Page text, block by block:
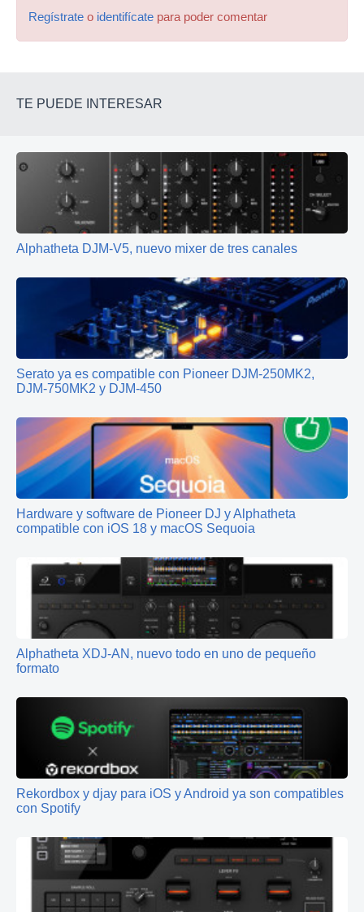
Regístrate o identifícate para poder comentar
TE PUEDE INTERESAR
Alphatheta DJM-V5, nuevo mixer de tres canales
Serato ya es compatible con Pioneer DJM-250MK2,
DJM-750MK2 y DJM-450
Hardware y software de Pioneer DJ y Alphatheta
compatible con iOS 18 y macOS Sequoia
Alphatheta XDJ-AN, nuevo todo en uno de pequeño
formato
Rekordbox y djay para iOS y Android ya son compatibles
con Spotify